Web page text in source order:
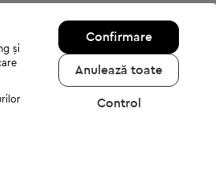
și
Confirmare
Anulează toate
Control